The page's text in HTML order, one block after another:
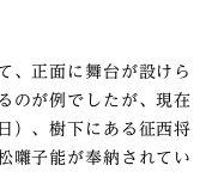
、正面に舞台が設けら
のが例でしたが、現在
）、樹下にある征西将
囃子能が奉納されてい